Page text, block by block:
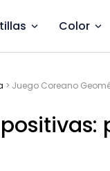
Color
> Juego Coreano